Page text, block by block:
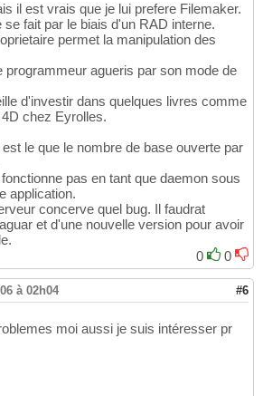
il est vrais que je lui prefere Filemaker.
se fait par le biais d'un RAD interne.
permet la manipulation des
programmeur agueris par son mode de
d'investir dans quelques livres comme
chez Eyrolles.
le que le nombre de base ouverte par
pas en tant que daemon sous
application.
concerve quel bug. Il faudrat
et d'une nouvelle version pour avoir
0
0
à 02h04 #6
moi aussi je suis intéresser pr